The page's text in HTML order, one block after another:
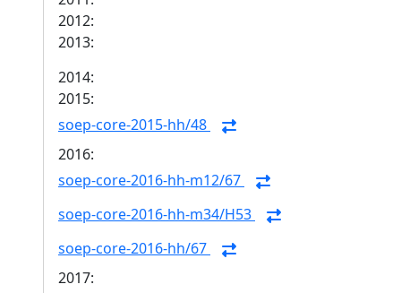
2012:
2013:
2014:
2015:
soep-core-2015-hh/48
2016:
soep-core-2016-hh-m12/67
soep-core-2016-hh-m34/H53
soep-core-2016-hh/67
2017: